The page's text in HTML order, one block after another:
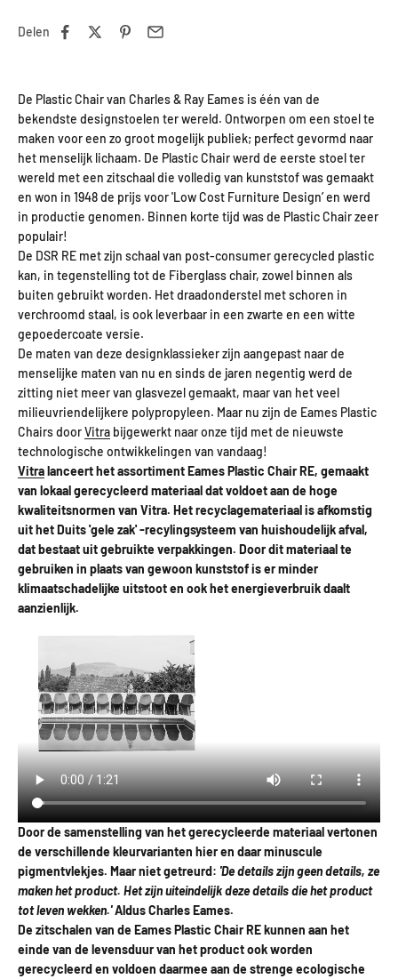
Delen
De Plastic Chair van Charles & Ray Eames is één van de
bekendste designstoelen ter wereld. Ontworpen om een stoel te
maken voor een zo groot mogelijk publiek; perfect gevormd naar
het menselijk lichaam. De Plastic Chair werd de eerste stoel ter
wereld met een zitschaal die volledig van kunststof was gemaakt
en won in 1948 de prijs voor 'Low Cost Furniture Design’ en werd
in productie genomen. Binnen korte tijd was de Plastic Chair zeer
populair!
De DSR RE met zijn schaal van post-consumer gerecycled plastic
kan, in tegenstelling tot de Fiberglass chair, zowel binnen als
buiten gebruikt worden. Het draadonderstel met schoren in
verchroomd staal, is ook leverbaar in een zwarte en een witte
gepoedercoate versie.
De maten van deze designklassieker zijn aangepast naar de
menselijke maten van nu en sinds de jaren negentig werd de
zitting niet meer van glasvezel gemaakt, maar van het veel
milieuvriendelijkere polypropyleen. Maar nu zijn de Eames Plastic
Chairs doorVitra bijgewerkt naar onze tijd met de nieuwste
technologische ontwikkelingen van vandaag!
Vitralanceert het assortimentEames Plastic Chair RE, gemaakt
van lokaal gerecycleerd materiaal dat voldoet aan de hoge
kwaliteitsnormen van Vitra. Het recyclagemateriaal is afkomstig
uit het Duits 'gele zak' -recylingsysteem van huishoudelijk afval,
dat bestaat uit gebruikte verpakkingen. Door dit materiaal te
gebruiken in plaats van gewoon kunststof is er minder
klimaatschadelijke uitstoot en ook het energieverbruik daalt
aanzienlijk.
Door de samenstelling van het gerecycleerde materiaal vertonen
de verschillende kleurvarianten hier en daar minuscule
pigmentvlekjes. Maar niet getreurd: 'De details zijn geen details, ze
maken het product. Het zijn uiteindelijk deze details die het product
tot leven wekken.'Aldus Charles Eames.
De zitschalen van de Eames Plastic Chair RE kunnen aan het
einde van de levensduur van het product ook worden
gerecycleerd en voldoen daarmee aan de strenge ecologische